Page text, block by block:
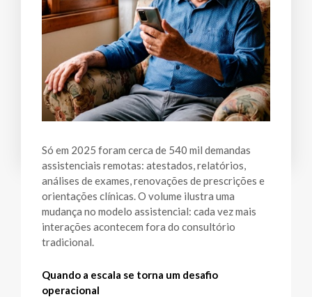
Só em 2025 foram cerca de 540 mil demandas
assistenciais remotas: atestados, relatórios,
análises de exames, renovações de prescrições e
orientações clínicas. O volume ilustra uma
mudança no modelo assistencial: cada vez mais
interações acontecem fora do consultório
tradicional.
Quando a escala se torna um desafio
operacional